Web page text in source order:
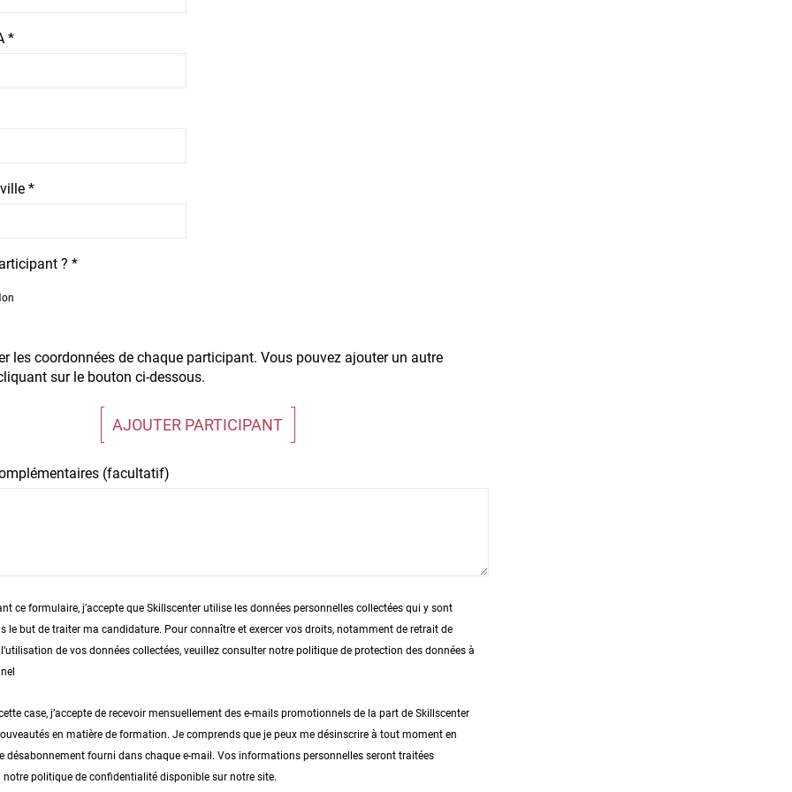
*
*
? *
les coordonnées de chaque participant. Vous pouvez ajouter un autre
sur le bouton ci-dessous.
AJOUTER PARTICIPANT
(facultatif)
ce formulaire, j’accepte que Skillscenter utilise les données personnelles collectées qui y sont
le but de traiter ma candidature. Pour connaître et exercer vos droits, notamment de retrait de
de vos données collectées, veuillez consulter notre politique de protection des données à
case, j’accepte de recevoir mensuellement des e-mails promotionnels de la part de Skillscenter
en matière de formation. Je comprends que je peux me désinscrire à tout moment en
désabonnement fourni dans chaque e-mail. Vos informations personnelles seront traitées
politique de confidentialité disponible sur notre site.